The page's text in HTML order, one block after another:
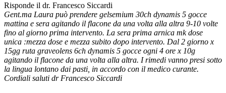
Risponde il dr. Francesco Siccardi
Gent.ma Laura può prendere gelsemium 30ch dynamis 5 gocce
mattina e sera agitando il flacone da una volta alla altra 9-10 volte
fino al giorno prima intervento. La sera prima arnica mk dose
unica :mezza dose e mezza subito dopo intervento. Dal 2 giorno x
15gg ruta graveolens 6ch dynamis 5 gocce ogni 4 ore x 10g
agitando il flacone da una volta alla altra. I rimedi vanno presi sotto
la lingua lontano dai pasti, in accordo con il medico curante.
Cordiali saluti dr Francesco Siccardi